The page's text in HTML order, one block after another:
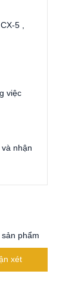
5 ,
việc
nhận
phẩm
xét